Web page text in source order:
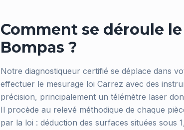
Comment se déroule
Bompas ?
Notre diagnostiqueur certifié se déplace dans
effectuer le mesurage loi Carrez avec des
précision, principalement un télémètre laser
Il procède au relevé méthodique de chaque
par la loi : déduction des surfaces situées